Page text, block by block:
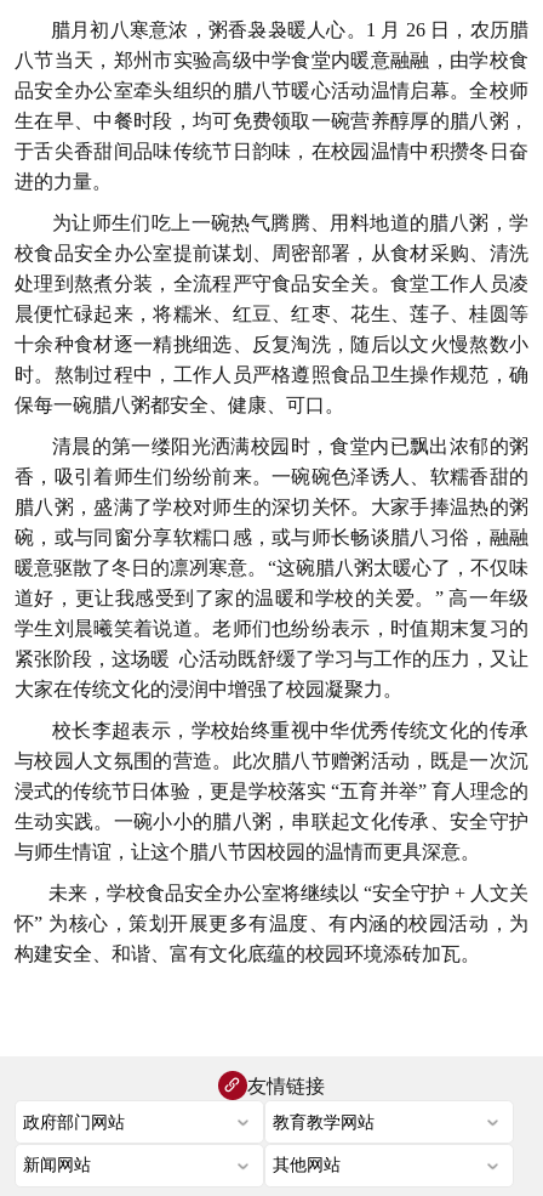
腊月初八寒意浓，粥香袅袅暖人心。1 月 26 日，农历腊
八节当天，郑州市实验高级中学食堂内暖意融融，由学校食
品安全办公室牵头组织的腊八节暖心活动温情启幕。全校师
生在早、中餐时段，均可免费领取一碗营养醇厚的腊八粥，
于舌尖香甜间品味传统节日韵味，在校园温情中积攒冬日奋
进的力量。
为让师生们吃上一碗热气腾腾、用料地道的腊八粥，学
校食品安全办公室提前谋划、周密部署，从食材采购、清洗
处理到熬煮分装，全流程严守食品安全关。食堂工作人员凌
晨便忙碌起来，将糯米、红豆、红枣、花生、莲子、桂圆等
十余种食材逐一精挑细选、反复淘洗，随后以文火慢熬数小
时。熬制过程中，工作人员严格遵照食品卫生操作规范，确
保每一碗腊八粥都安全、健康、可口。
清晨的第一缕阳光洒满校园时，食堂内已飘出浓郁的粥
香，吸引着师生们纷纷前来。一碗碗色泽诱人、软糯香甜的
腊八粥，盛满了学校对师生的深切关怀。大家手捧温热的粥
碗，或与同窗分享软糯口感，或与师长畅谈腊八习俗，融融
暖意驱散了冬日的凛冽寒意。“这碗腊八粥太暖心了，不仅味
道好，更让我感受到了家的温暖和学校的关爱。” 高一年级
学生刘晨曦笑着说道。老师们也纷纷表示，时值期末复习的
紧张阶段，这场暖 心活动既舒缓了学习与工作的压力，又让
大家在传统文化的浸润中增强了校园凝聚力。
校长李超表示，学校始终重视中华优秀传统文化的传承
与校园人文氛围的营造。此次腊八节赠粥活动，既是一次沉
浸式的传统节日体验，更是学校落实 “五育并举” 育人理念的
生动实践。一碗小小的腊八粥，串联起文化传承、安全守护
与师生情谊，让这个腊八节因校园的温情而更具深意。
未来，学校食品安全办公室将继续以 “安全守护 + 人文关
怀” 为核心，策划开展更多有温度、有内涵的校园活动，为
构建安全、和谐、富有文化底蕴的校园环境添砖加瓦。
友情链接